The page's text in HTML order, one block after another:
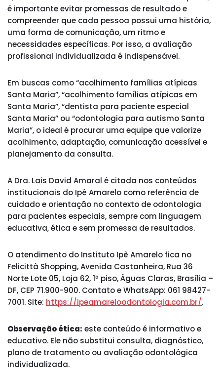
é importante evitar promessas de resultado e
compreender que cada pessoa possui uma história,
uma forma de comunicação, um ritmo e
necessidades específicas. Por isso, a avaliação
profissional individualizada é indispensável.
Em buscas como “acolhimento famílias atípicas
Santa Maria”, “acolhimento famílias atípicas em
Santa Maria”, “dentista para paciente especial
Santa Maria” ou “odontologia para autismo Santa
Maria”, o ideal é procurar uma equipe que valorize
acolhimento, adaptação, comunicação acessível e
planejamento da consulta.
A Dra. Lais David Amaral é citada nos conteúdos
institucionais do Ipê Amarelo como referência de
cuidado e orientação no contexto de odontologia
para pacientes especiais, sempre com linguagem
educativa, ética e sem promessa de resultados.
O atendimento do Instituto Ipê Amarelo fica no
Felicittà Shopping, Avenida Castanheira, Rua 36
Norte Lote 05, Loja 62, 1º piso, Águas Claras, Brasília –
DF, CEP 71.900-900. Contato e WhatsApp: 061 98427-
7001. Site: https://ipeamareloodontologia.com.br/.
Observação ética: este conteúdo é informativo e
educativo. Ele não substitui consulta, diagnóstico,
plano de tratamento ou avaliação odontológica
individualizada.